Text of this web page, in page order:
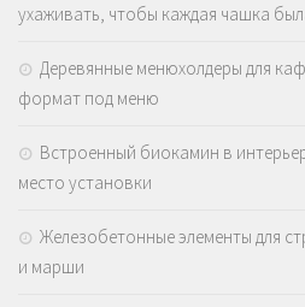
ухаживать, чтобы каждая чашка
Деревянные менюхолдеры для
формат под меню
Встроенный биокамин в
место установки
Железобетонные элементы для
и марши